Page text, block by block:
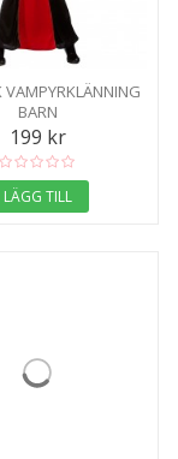
VAMPYRKLÄNNING
BARN
199 kr
LÄGG TILL